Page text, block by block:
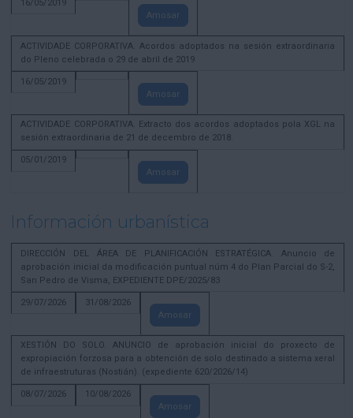
16/05/2019
Amosar
ACTIVIDADE CORPORATIVA. Acordos adoptados na sesión extraordinaria
do Pleno celebrada o 29 de abril de 2019
16/05/2019
Amosar
ACTIVIDADE CORPORATIVA. Extracto dos acordos adoptados pola XGL na
sesión extraordinaria de 21 de decembro de 2018.
05/01/2019
Amosar
Información urbanística
DIRECCIÓN DEL ÁREA DE PLANIFICACIÓN ESTRATÉGICA. Anuncio de
aprobación inicial da modificación puntual núm 4 do Plan Parcial do S-2,
San Pedro de Visma, EXPEDIENTE DPE/2025/83
29/07/2026
31/08/2026
Amosar
XESTIÓN DO SOLO. ANUNCIO de aprobación inicial do proxecto de
expropiación forzosa para a obtención de solo destinado a sistema xeral
de infraestruturas (Nostián). (expediente 620/2026/14)
08/07/2026
10/08/2026
Amosar